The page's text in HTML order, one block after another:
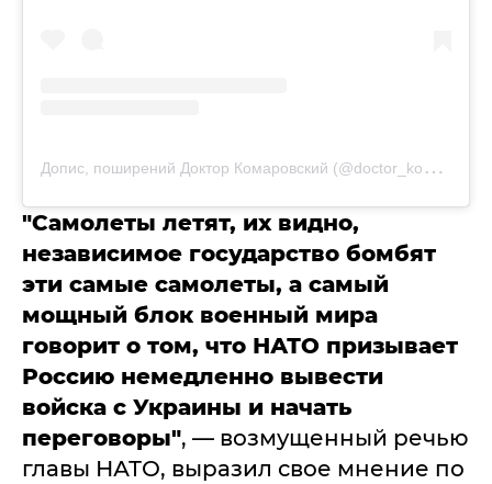
Д
опис, поширений Доктор Комаровский (@doctor_komarovskiy)
"Самолеты летят, их видно,
независимое государство бомбят
эти самые самолеты, а самый
мощный блок военный мира
говорит о том, что НАТО призывает
Россию немедленно вывести
войска с Украины и начать
переговоры", — возмущенный речью
главы НАТО, выразил свое мнение по